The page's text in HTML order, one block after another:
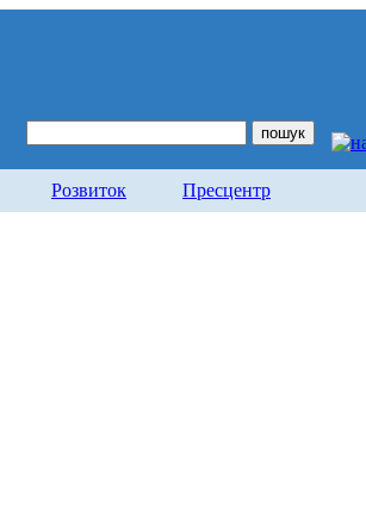
Розвиток Пресцентр